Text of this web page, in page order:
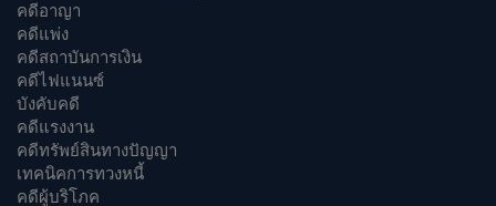
คดีอาญา
คดีแพ่ง
คดีสถาบันการเงิน
คดีไฟแนนซ์
บังคับคดี
คดีแรงงาน
คดีทรัพย์สินทางปัญญา
เทคนิคการทวงหนี้
คดีผู้บริโภค